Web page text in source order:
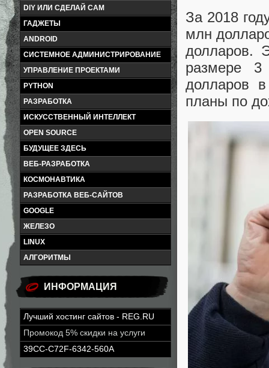
DIY ИЛИ СДЕЛАЙ САМ
ГАДЖЕТЫ
ANDROID
СИСТЕМНОЕ АДМИНИСТРИРОВАНИЕ
УПРАВЛЕНИЕ ПРОЕКТАМИ
PYTHON
РАЗРАБОТКА
ИСКУССТВЕННЫЙ ИНТЕЛЛЕКТ
OPEN SOURCE
БУДУЩЕЕ ЗДЕСЬ
ВЕБ-РАЗРАБОТКА
КОСМОНАВТИКА
РАЗРАБОТКА ВЕБ-САЙТОВ
GOOGLE
ЖЕЛЕЗО
LINUX
АЛГОРИТМЫ
ИНФОРМАЦИЯ
Лучший хостинг сайтов - REG.RU
Промокод 5% скидки на услуги
39CC-C72F-6342-560A
За 2018
млн
долларов.
размере
долларов
планы по